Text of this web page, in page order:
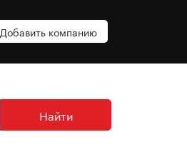
Добавить компанию
Найти